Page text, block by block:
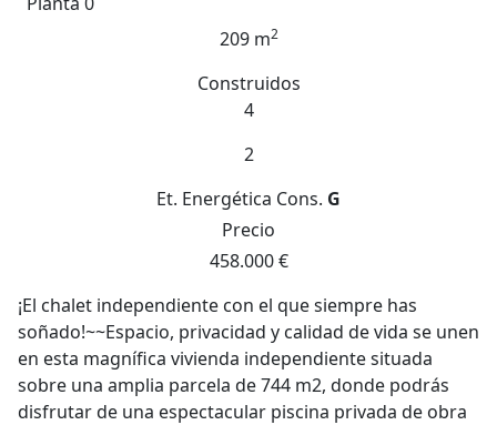
209 m2
Construidos
4
2
Et. Energética Cons. G
Precio
458.000 €
¡El chalet independiente con el que siempre has
soñado!~~Espacio, privacidad y calidad de vida se unen
en esta magnífica vivienda independiente situada
sobre una amplia parcela de 744 m2, donde podrás
disfrutar de una espectacular piscina privada de obra